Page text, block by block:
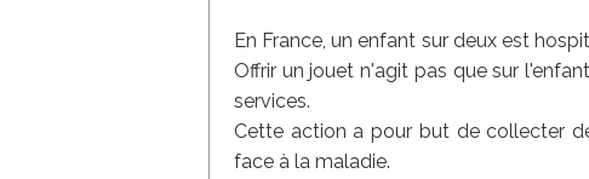
En France, un enfant sur deux est
Offrir un jouet n'agit pas que sur
services.
Cette action a pour but de collecter
face à la maladie.